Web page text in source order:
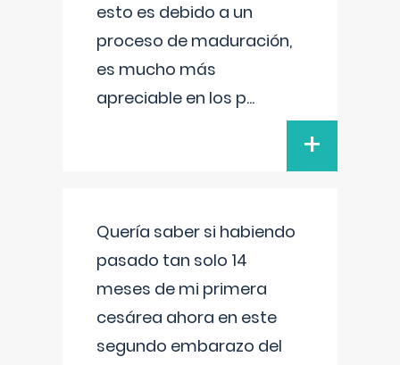
esto es debido a un
proceso de maduración,
es mucho más
apreciable en los p...
+
Quería saber si habiendo
pasado tan solo 14
meses de mi primera
cesárea ahora en este
segundo embarazo del